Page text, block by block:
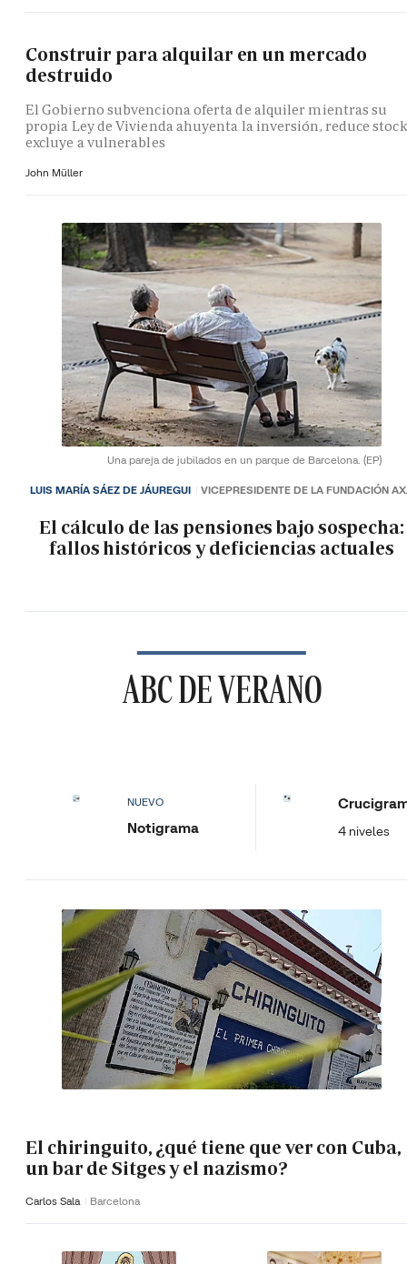
Construir para alquilar en un mercado
destruido
El Gobierno subvenciona oferta de alquiler mientras su
propia Ley de Vivienda ahuyenta la inversión, reduce
excluye a vulnerables
John Müller
Una pareja de jubilados en un parque de Barcelona. (EP)
El cálculo de las pensiones bajo sospecha:
fallos históricos y deficiencias actuales
LUIS MARÍA SÁEZ DE JÁUREGUI VICEPRESIDENTE DE LA FUNDACIÓN
ABC DE VERANO
NUEVO
Notigrama 4 niveles
El chiringuito, ¿qué tiene que ver con Cuba,
un bar de Sitges y el nazismo?
Carlos Sala Barcelona